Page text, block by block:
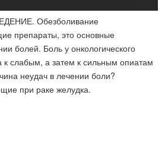
Обезболивание
препараты, это основные
болей. Боль у онкологического
к слабым, а затем к сильным опиатам
неудач в лечении боли?
при раке желудка.